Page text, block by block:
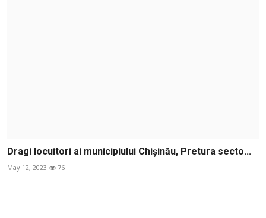
Dragi locuitori ai municipiului Chișinău, Pretura secto...
May 12, 2023 76